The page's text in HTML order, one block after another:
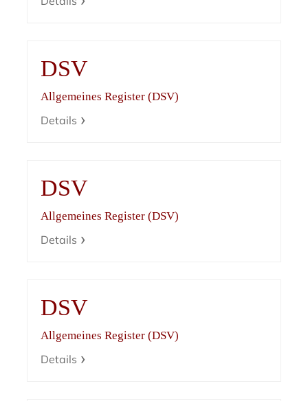
DSV
Allgemeines Register (DSV)
Details
DSV
Allgemeines Register (DSV)
Details
DSV
Allgemeines Register (DSV)
Details